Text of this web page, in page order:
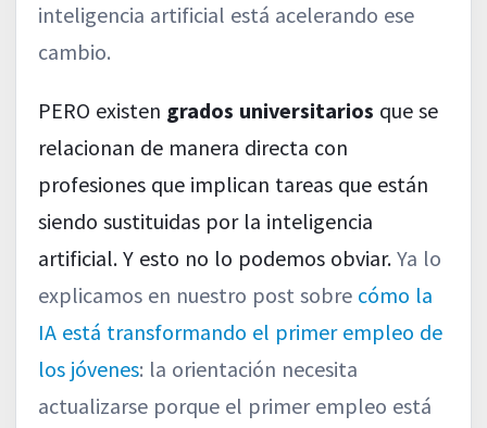
inteligencia artificial está acelerando ese
cambio.
PERO existen grados universitarios que se
relacionan de manera directa con
profesiones que implican tareas que están
siendo sustituidas por la inteligencia
artificial. Y esto no lo podemos obviar. Ya lo
explicamos en nuestro post sobre cómo la
IA está transformando el primer empleo de
los jóvenes: la orientación necesita
actualizarse porque el primer empleo está